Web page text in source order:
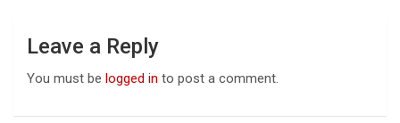
Leave a Reply
You must be logged in to post a comment.